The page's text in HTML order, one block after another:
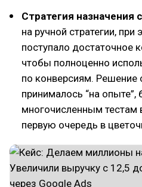
Стратегия назначения
на ручной стратегии, при
поступало достаточное
чтобы полноценно
по конверсиям. Решение
принималось “на опыте”,
многочисленным тестам
первую очередь в